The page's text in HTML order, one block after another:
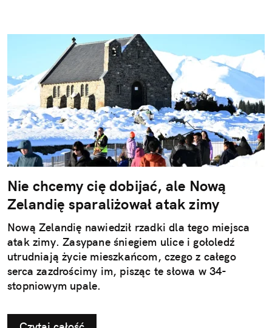
Nie chcemy cię dobijać, ale Nową
Zelandię sparaliżował atak zimy
Nową Zelandię nawiedził rzadki dla tego miejsca
atak zimy. Zasypane śniegiem ulice i gołoledź
utrudniają życie mieszkańcom, czego z całego
serca zazdrościmy im, pisząc te słowa w 34-
stopniowym upale.